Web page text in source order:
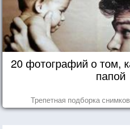
20 фотографий о том,
папой
Трепетная подборка